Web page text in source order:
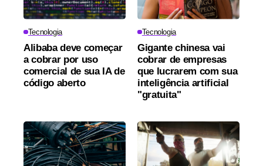
Tecnologia
Alibaba deve começar
a cobrar por uso
comercial de sua IA de
código aberto
Tecnologia
Gigante chinesa vai
cobrar de empresas
que lucrarem com sua
inteligência artificial
"gratuita"